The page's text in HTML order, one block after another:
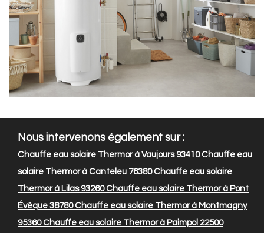
Nous intervenons également sur :
Chauffe eau solaire Thermor à Vaujours 93410Chauffe eau
solaire Thermor à Canteleu 76380Chauffe eau solaire
Thermor à Lilas 93260Chauffe eau solaire Thermor à Pont
Évêque 38780Chauffe eau solaire Thermor à Montmagny
95360Chauffe eau solaire Thermor à Paimpol 22500